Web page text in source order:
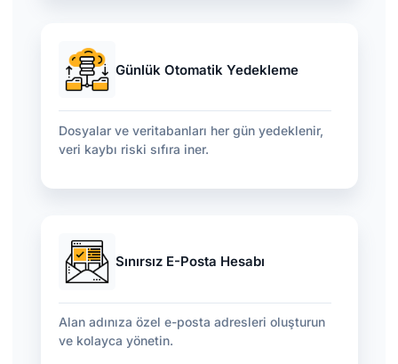
Günlük Otomatik Yedekleme
Dosyalar ve veritabanları her gün yedeklenir,
veri kaybı riski sıfıra iner.
Sınırsız E-Posta Hesabı
Alan adınıza özel e-posta adresleri oluşturun
ve kolayca yönetin.